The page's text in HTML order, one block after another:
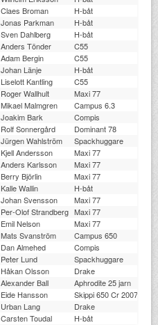
Claes Broman H-båt
Jonas Parkman H-båt
Sven Dahlberg H-båt
Anders Tönder C55
Adam Bergin C55
Johan Länje H-båt
Liselott Kantling C55
Roger Wallhult Maxi 77
Mikael Malmgren Campus 6.3
Joakim Bark Compis
Rolf Sonnergård Dominant 78
Jürgen Wahlström Spackhuggare
Kjell Andersson Maxi 77
Anders Karlsson Maxi 77
Berry Björlin Maxi 77
Kalle Wallin H-båt
Johan Svensson Maxi 77
Per-Olof Strandberg Maxi 77
Emil Nelson Maxi 77
Mats Svanström Campus 650
Dan Almehed Compis
Peter Lund Spackhuggare
Håkan Olsson Drake
Alexander Ball Aphrodite 25 jarn
Eide Hansson Skippi 650 Cr 2007-
Urban Lang Drake
Carsten Toudal H-båt